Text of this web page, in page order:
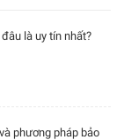
là uy tín nhất?
phương pháp bảo